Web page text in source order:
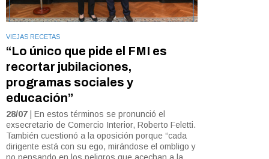
VIEJAS RECETAS
“Lo único que pide el FMI es
recortar jubilaciones,
programas sociales y
educación”
28/07 | En estos términos se pronunció el
exsecretario de Comercio Interior, Roberto Feletti.
También cuestionó a la oposición porque “cada
dirigente está con su ego, mirándose el ombligo y